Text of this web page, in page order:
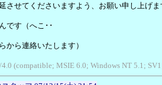
させてくださいますよう、お願い申し上げま
です（へこ･･
から連絡いたします）
(compatible; MSIE 6.0; Windows NT 5.1;